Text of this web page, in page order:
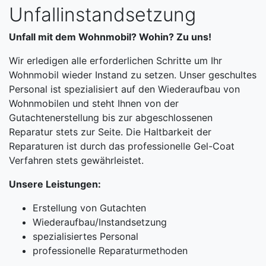
Unfallinstandsetzung
Unfall mit dem Wohnmobil? Wohin? Zu uns!
Wir erledigen alle erforderlichen Schritte um Ihr
Wohnmobil wieder Instand zu setzen. Unser geschultes
Personal ist spezialisiert auf den Wiederaufbau von
Wohnmobilen und steht Ihnen von der
Gutachtenerstellung bis zur abgeschlossenen
Reparatur stets zur Seite. Die Haltbarkeit der
Reparaturen ist durch das professionelle Gel-Coat
Verfahren stets gewährleistet.
Unsere Leistungen:
Erstellung von Gutachten
Wiederaufbau/Instandsetzung
spezialisiertes Personal
professionelle Reparaturmethoden